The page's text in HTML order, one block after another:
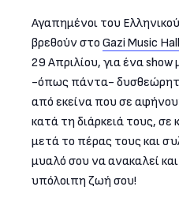
Αγαπημένοι του Ελληνικού
βρεθούν στο Gazi Music Hall
29 Απριλίου, για ένα show
-όπως πάντα-
από εκείνα που σε
κατά τη διάρκειά τους,
μετά το πέρας τους και
μυαλό σου να ανακαλεί
υπόλοιπη ζωή σου!